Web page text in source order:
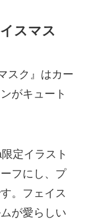
スマス
スク』はカー
がキュート
定イラスト
フにし、プ
。フェイス
が愛らしい